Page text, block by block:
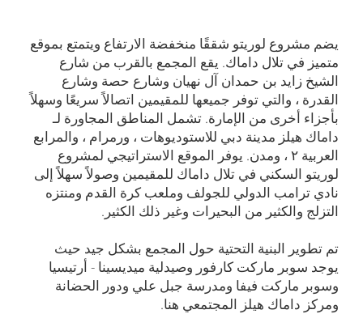
يضم مشروع لوريتو شققًا منخفضة الارتفاع ويتمتع بموقع
متميز في تلال داماك. يقع المجمع بالقرب من شارع
الشيخ زايد بن حمدان آل نهيان وشارع حصة وشارع
القدرة ، والتي توفر جميعها للمقيمين اتصالاً سريعًا وسهلاً
بأجزاء أخرى من الإمارة. تشمل المناطق المجاورة لـ
داماك هيلز مدينة دبي للاستوديوهات ، ورمرام ، والمرابع
العربية ۲ ، ومدن. يوفر الموقع الاستراتيجي لمشروع
لوريتو السكني في تلال داماك للمقيمين وصولاً سهلاً إلى
نادي ترامب الدولي للجولف وملعب كرة القدم ومنتزه
التزلج والكثير من البحيرات وغير ذلك الكثير.
تم تطوير البنية التحتية حول المجمع بشكل جيد حيث
يوجد سوبر ماركت كارفور وصيدلية ميديسينا - أرتيسيا
وسوبر ماركت فيفا ومدرسة جبل علي ودور الحضانة
ومركز داماك هيلز المجتمعي هنا.